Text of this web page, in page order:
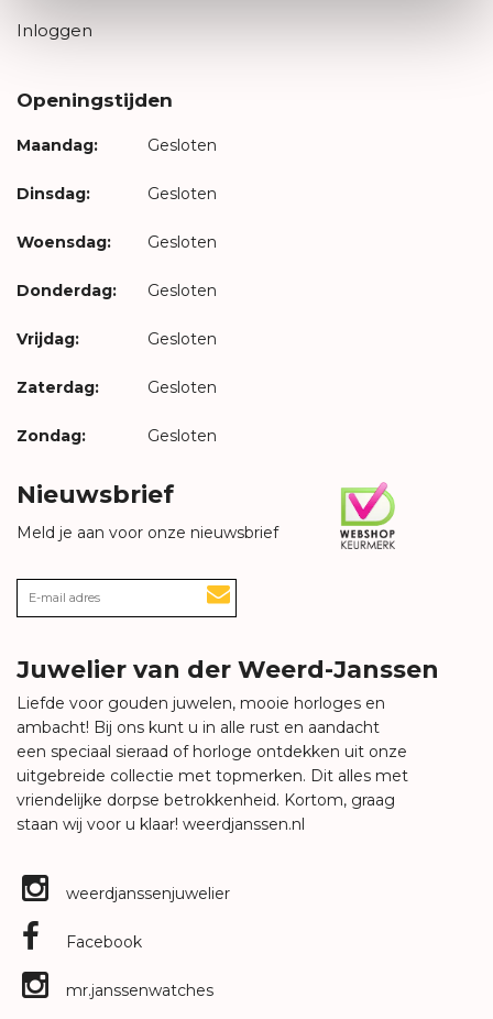
Inloggen
Openingstijden
Maandag: Gesloten
Dinsdag: Gesloten
Woensdag: Gesloten
Donderdag: Gesloten
Vrijdag: Gesloten
Zaterdag: Gesloten
Zondag: Gesloten
Nieuwsbrief
Meld je aan voor onze nieuwsbrief
Juwelier van der Weerd-Janssen
Liefde voor gouden juwelen, mooie horloges en
ambacht! Bij ons kunt u in alle rust en aandacht
een speciaal sieraad of horloge ontdekken uit onze
uitgebreide collectie met topmerken. Dit alles met
vriendelijke dorpse betrokkenheid. Kortom, graag
staan wij voor u klaar! weerdjanssen.nl
weerdjanssenjuwelier
Facebook
mr.janssenwatches